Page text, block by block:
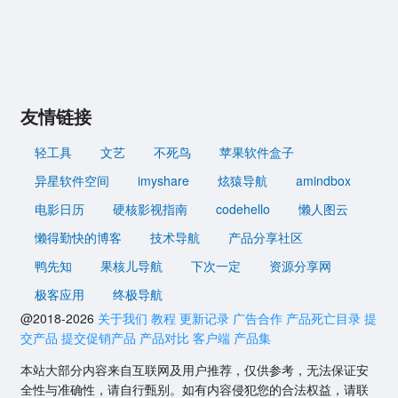
友情链接
轻工具 文艺 不死鸟
苹果软件盒子
异星软件空间
imyshare 炫猿导航
amindbox
电影日历
硬核影视指南 codehello
懒人图云
懒得勤快的博客
技术导航
产品分享社区
鸭先知
果核儿导航 下次一定
资源分享网
极客应用
终极导航
@2018-2026 关于我们 教程 更新记录 广告合作 产品死亡目录 提
交产品 提交促销产品 产品对比 客户端 产品集
本站大部分内容来自互联网及用户推荐，仅供参考，无法保证安
全性与准确性，请自行甄别。如有内容侵犯您的合法权益，请联